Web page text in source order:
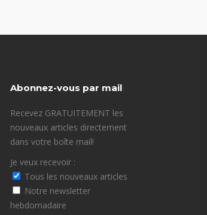
Abonnez-vous par mail
Recevez GRATUITEMENT les
nouveaux articles directement
dans votre boîte mail!
Je veux recevoir :
Tous les nouveaux articles
Notre newsletter
hebdomadaire